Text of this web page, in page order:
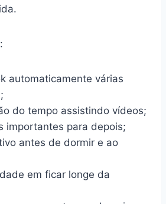
automaticamente várias
do tempo assistindo vídeos;
importantes para depois;
antes de dormir e ao
em ficar longe da